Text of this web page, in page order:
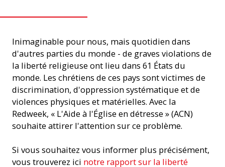
Inimaginable pour nous, mais quotidien dans
d'autres parties du monde - de graves violations de
la liberté religieuse ont lieu dans 61 États du
monde. Les chrétiens de ces pays sont victimes de
discrimination, d'oppression systématique et de
violences physiques et matérielles. Avec la
Redweek, « L'Aide à l'Église en détresse » (ACN)
souhaite attirer l'attention sur ce problème.
Si vous souhaitez vous informer plus précisément,
vous trouverez ici notre rapport sur la liberté